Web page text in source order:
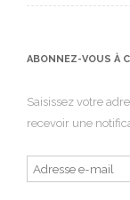
ABONNEZ-VOUS À
Saisissez votre
recevoir une
Adresse
e-